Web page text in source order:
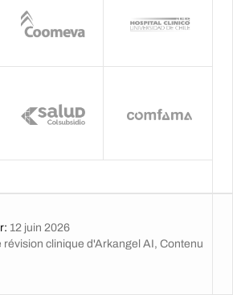
: 12 juin 2026
révision clinique d'Arkangel AI, Contenu